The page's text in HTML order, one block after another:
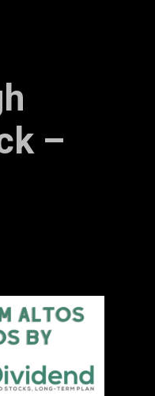
–